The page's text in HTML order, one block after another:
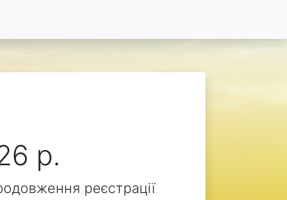
р.
реєстрації